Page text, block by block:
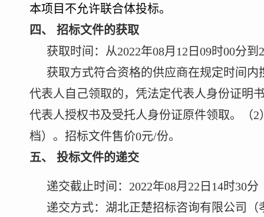
本项目不允许联合体投标。
四、
招标文件的获取
获取时间：从2022年08月12日09时00分到
获取方式符合资格的供应商在规定时间
代表人自己领取的，凭法定代表人身份证明
代表人授权书及受托人身份证原件领取。（
档）。招标文件售价0元/份。
五、 投标文件的递交
递交截止时间： 2022年08月22日14时30分
递交方式：湖北正楚招标咨询有限公司（